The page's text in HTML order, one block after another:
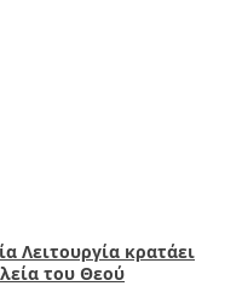
Λειτουργία κρατάει
του Θεού